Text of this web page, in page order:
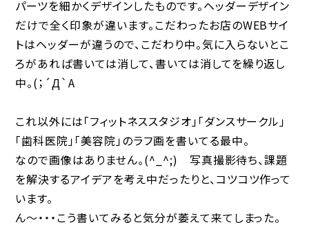
パーツを細かくデザインしたものです。ヘッダーデザイン
だけで全く印象が違います。こだわったお店のWEBサイ
トはヘッダーが違うので、こだわり中。気に入らないとこ
ろがあれば書いては消して、書いては消してを繰り返し
中。(；´Д`A
これ以外には「フィットネススタジオ」「ダンスサークル」
「歯科医院」「美容院」のラフ画を書いてる最中。
なので画像はありません。(^_^;) 写真撮影待ち、課題
を解決するアイデアを考え中だったりと、コツコツ作って
います。
ん〜・・・こう書いてみると気分が萎えて来てしまった。